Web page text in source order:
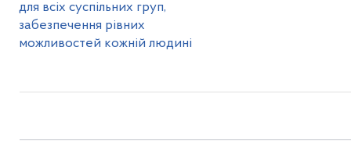
для всіх суспільних груп,
забезпечення рівних
можливостей кожній людині